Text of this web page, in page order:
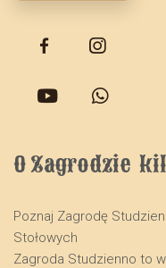
O Zagrodzie
Poznaj Zagrodę
Stołowych
​Zagroda Studzienno to